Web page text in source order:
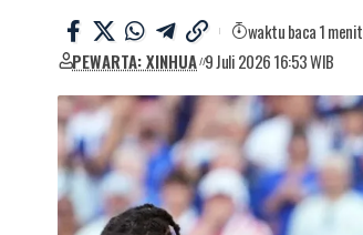
PEWARTA: XINHUA 9 Juli 2026 16:53 WIB
waktu baca 1 menit